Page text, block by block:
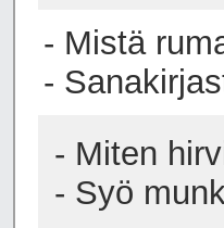
- Mistä
-
- Miten
- Syö